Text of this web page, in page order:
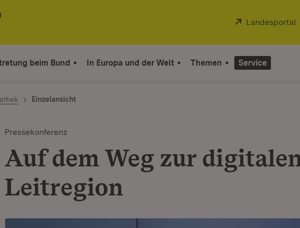
Extern:
Landesportal
beim Bund In Europa und der Welt Themen Service
Einzelansicht
Pressekonferenz
Auf dem Weg zur
Leitregion